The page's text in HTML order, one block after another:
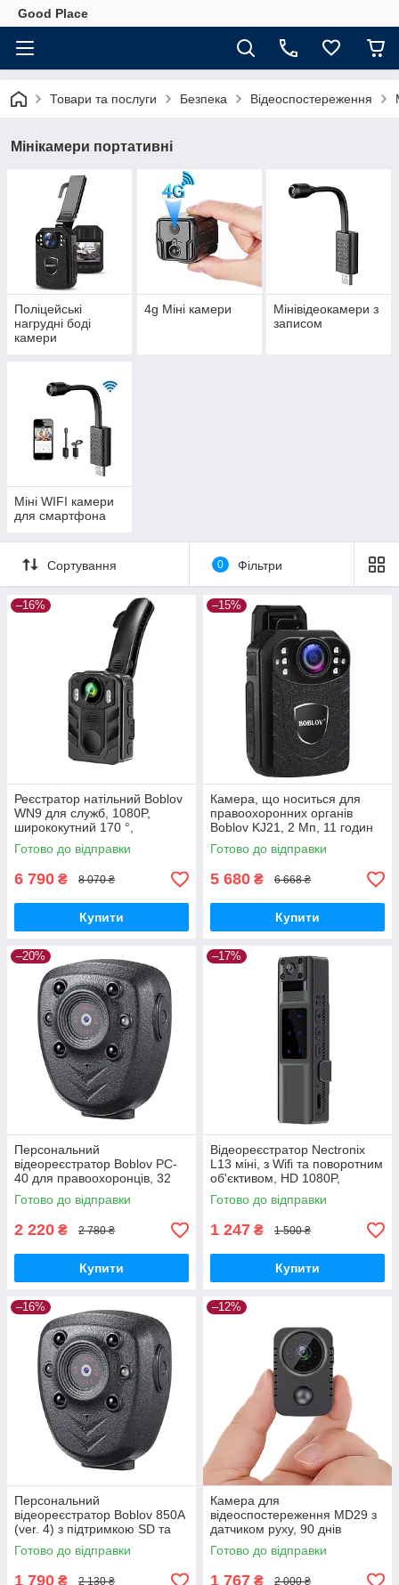
Good Place
Товари та послуги Безпека Відеоспостереження
Мінікамери портативні
Поліцейські
нагрудні боді
камери
4g Міні камери
Мінівідеокамери з
записом
Міні WIFI камери
для смартфона
Сортування 0 Фільтри
–16%
Реєстратор натільний Boblov
WN9 для служб, 1080P,
ширококутний 170 °,
автономність 8 год
GoodPlace -worry-free-
Готово до відправки
6 790 ₴ 8 070 ₴
Купити
–15%
Камера, що носиться для
правоохоронних органів
Boblov KJ21, 2 Мп, 11 годин
роботи GoodPlace -worry-
free-shopping-
Готово до відправки
5 680 ₴ 6 668 ₴
Купити
–20%
Персональний
відеореєстратор Boblov PC-
40 для правоохоронців, 32
Гб, 4 години автономного
запису GoodPlace -worry-
Готово до відправки
2 220 ₴ 2 780 ₴
Купити
–17%
Відеореєстратор Nectronix
L13 міні, з Wifi та поворотним
об'єктивом, HD 1080P,
диктофон GoodPlace -worry-
free-shopping-
Готово до відправки
1 247 ₴ 1 500 ₴
Купити
–16%
Персональний
відеореєстратор Boblov 850A
(ver. 4) з підтримкою SD та
автономністю 5.5 год
GoodPlace -worry-free-
Готово до відправки
1 790 ₴ 2 130 ₴
–12%
Камера для
відеоспостереження MD29 з
датчиком руху, 90 днів
роботи, нічна зйомка, 1080P
GoodPlace -worry-free-
Готово до відправки
1 767 ₴ 2 000 ₴